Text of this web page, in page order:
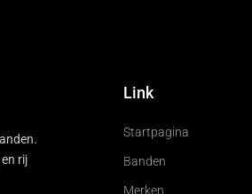
rij
Link
Startpagina
Banden
Merken